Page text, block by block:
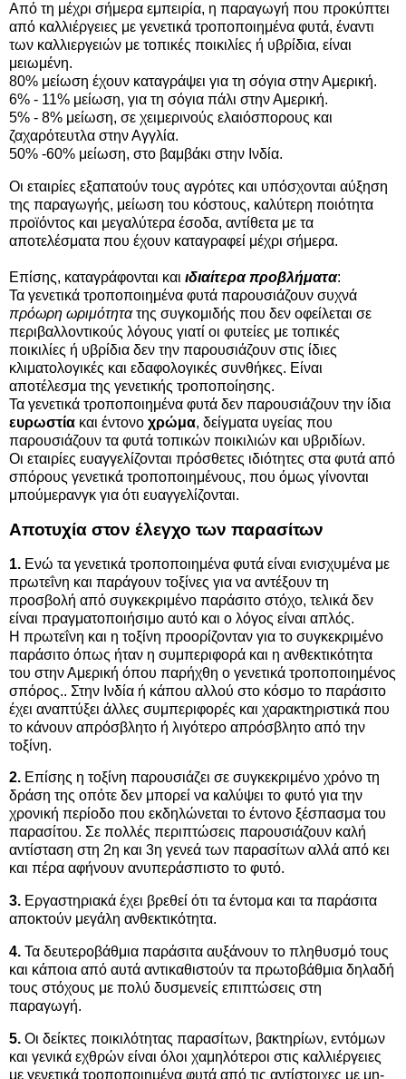
Από τη μέχρι σήμερα εμπειρία, η παραγωγή που προκύπτει
από καλλιέργειες με γενετικά τροποποιημένα φυτά, έναντι
των καλλιεργειών με τοπικές ποικιλίες ή υβρίδια, είναι
μειωμένη.
80% μείωση έχουν καταγράψει για τη σόγια στην Αμερική.
6% - 11% μείωση, για τη σόγια πάλι στην Αμερική.
5% - 8% μείωση, σε χειμερινούς ελαιόσπορους και
ζαχαρότευτλα στην Αγγλία.
50% -60% μείωση, στο βαμβάκι στην Ινδία.
Οι εταιρίες εξαπατούν τους αγρότες και υπόσχονται αύξηση
της παραγωγής, μείωση του κόστους, καλύτερη ποιότητα
προϊόντος και μεγαλύτερα έσοδα, αντίθετα με τα
αποτελέσματα που έχουν καταγραφεί μέχρι σήμερα.
Επίσης, καταγράφονται και ιδιαίτερα προβλήματα:
Τα γενετικά τροποποιημένα φυτά παρουσιάζουν συχνά
πρόωρη ωριμότητατης συγκομιδής που δεν οφείλεται σε
περιβαλλοντικούς λόγους γιατί οι φυτείες με τοπικές
ποικιλίες ή υβρίδια δεν την παρουσιάζουν στις ίδιες
κλιματολογικές και εδαφολογικές συνθήκες. Είναι
αποτέλεσμα της γενετικής τροποποίησης.
Τα γενετικά τροποποιημένα φυτά δεν παρουσιάζουν την ίδια
ευρωστία και έντονο χρώμα, δείγματα υγείας που
παρουσιάζουν τα φυτά τοπικών ποικιλιών και υβριδίων.
Οι εταιρίες ευαγγελίζονται πρόσθετες ιδιότητες στα φυτά από
σπόρους γενετικά τροποποιημένους, που όμως γίνονται
μπούμερανγκ για ότι ευαγγελίζονται.
Αποτυχία στον έλεγχο των παρασίτων
1. Ενώ τα γενετικά τροποποιημένα φυτά είναι ενισχυμένα με
πρωτεΐνη και παράγουν τοξίνες για να αντέξουν τη
προσβολή από συγκεκριμένο παράσιτο στόχο, τελικά δεν
είναι πραγματοποιήσιμο αυτό και ο λόγος είναι απλός.
Η πρωτεΐνη και η τοξίνη προορίζονταν για το συγκεκριμένο
παράσιτο όπως ήταν η συμπεριφορά και η ανθεκτικότητα
του στην Αμερική όπου παρήχθη ο γενετικά τροποποιημένος
σπόρος.. Στην Ινδία ή κάπου αλλού στο κόσμο το παράσιτο
έχει αναπτύξει άλλες συμπεριφορές και χαρακτηριστικά που
το κάνουν απρόσβλητο ή λιγότερο απρόσβλητο από την
τοξίνη.
2. Επίσης η τοξίνη παρουσιάζει σε συγκεκριμένο χρόνο τη
δράση της οπότε δεν μπορεί να καλύψει το φυτό για την
χρονική περίοδο που εκδηλώνεται το έντονο ξέσπασμα του
παρασίτου. Σε πολλές περιπτώσεις παρουσιάζουν καλή
αντίσταση στη 2η και 3η γενεά των παρασίτων αλλά από κει
και πέρα αφήνουν ανυπεράσπιστο το φυτό.
3. Εργαστηριακά έχει βρεθεί ότι τα έντομα και τα παράσιτα
αποκτούν μεγάλη ανθεκτικότητα.
4. Τα δευτεροβάθμια παράσιτα αυξάνουν το πληθυσμό τους
και κάποια από αυτά αντικαθιστούν τα πρωτοβάθμια δηλαδή
τους στόχους με πολύ δυσμενείς επιπτώσεις στη
παραγωγή.
5. Οι δείκτες ποικιλότητας παρασίτων, βακτηρίων, εντόμων
και γενικά εχθρών είναι όλοι χαμηλότεροι στις καλλιέργειες
με γενετικά τροποποιημένα φυτά από τις αντίστοιχες με μη-